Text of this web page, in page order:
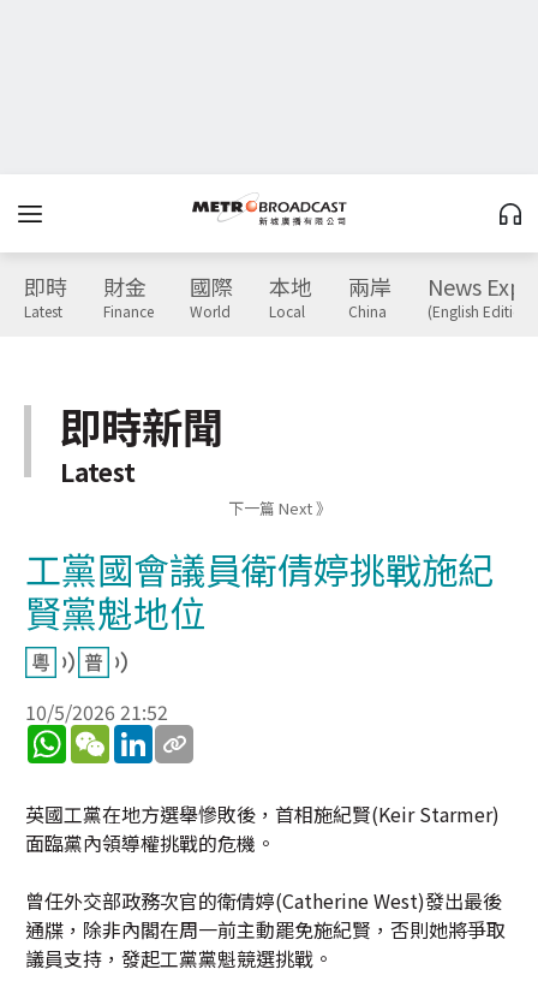
即時
Latest
財金
Finance
國際
World
本地
Local
兩岸
China
News
(English Edition)
即時新聞
Latest
下一篇 Next 》
工黨國會議員衛倩婷挑戰施紀
賢黨魁地位
10/5/2026 21:52
WhatsApp
WeChatLinkedIn
英國工黨在地方選舉慘敗後，首相施紀賢(Keir Starmer)
面臨黨內領導權挑戰的危機。
曾任外交部政務次官的衛倩婷(Catherine West)發出最後
通牒，除非內閣在周一前主動罷免施紀賢，否則她將爭取
議員支持，發起工黨黨魁競選挑戰。